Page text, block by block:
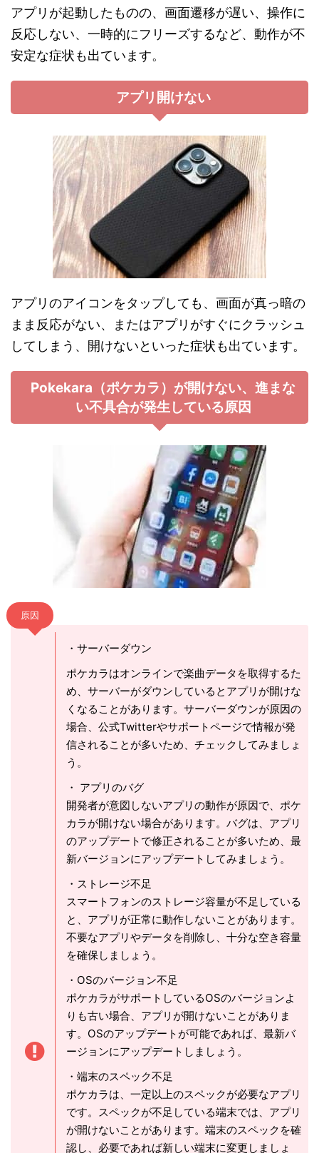
アプリが起動したものの、画面遷移が遅い、操作に
反応しない、一時的にフリーズするなど、動作が不
安定な症状も出ています。
アプリ開けない
アプリのアイコンをタップしても、画面が真っ暗の
まま反応がない、またはアプリがすぐにクラッシュ
してしまう、開けないといった症状も出ています。
Pokekara（ポケカラ）が開けない、進まな
い不具合が発生している原因
原因
・サーバーダウン
ポケカラはオンラインで楽曲データを取得するた
め、サーバーがダウンしているとアプリが開けな
くなることがあります。サーバーダウンが原因の
場合、公式Twitterやサポートページで情報が発
信されることが多いため、チェックしてみましょ
う。
・ アプリのバグ
開発者が意図しないアプリの動作が原因で、ポケ
カラが開けない場合があります。バグは、アプリ
のアップデートで修正されることが多いため、最
新バージョンにアップデートしてみましょう。
・ストレージ不足
スマートフォンのストレージ容量が不足している
と、アプリが正常に動作しないことがあります。
不要なアプリやデータを削除し、十分な空き容量
を確保しましょう。
・OSのバージョン不足
ポケカラがサポートしているOSのバージョンよ
りも古い場合、アプリが開けないことがありま
す。OSのアップデートが可能であれば、最新バ
ージョンにアップデートしましょう。
・端末のスペック不足
ポケカラは、一定以上のスペックが必要なアプリ
です。スペックが不足している端末では、アプリ
が開けないことがあります。端末のスペックを確
認し、必要であれば新しい端末に変更しましょ